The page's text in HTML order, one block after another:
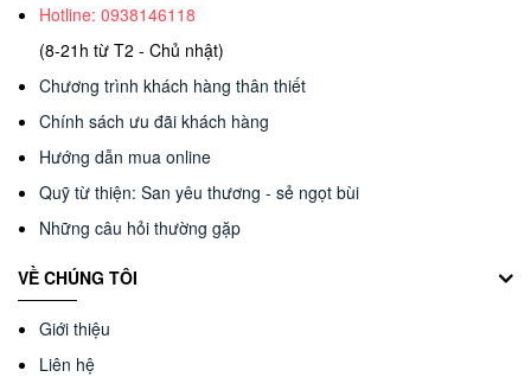
Hotline: 0938146118
(8-21h từ T2 - Chủ nhật)
Chương trình khách hàng thân thiết
Chính sách ưu đãi khách hàng
Hướng dẫn mua online
Quỹ từ thiện: San yêu thương - sẻ ngọt bùi
Những câu hỏi thường gặp
VỀ CHÚNG TÔI
Giới thiệu
Liên hệ